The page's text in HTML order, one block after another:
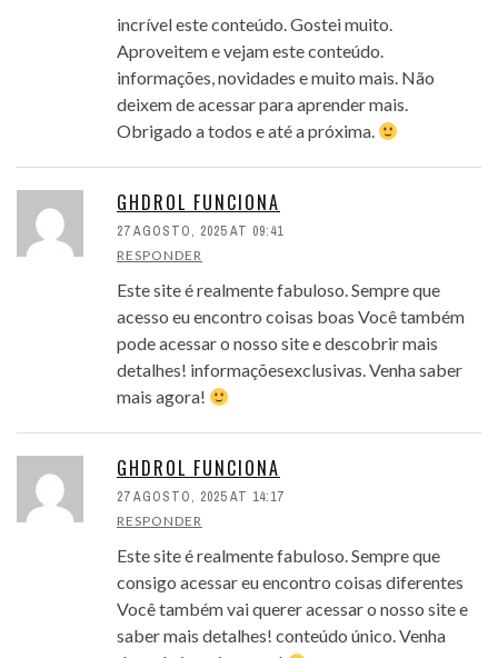
incrível este conteúdo. Gostei muito.
Aproveitem e vejam este conteúdo.
informações, novidades e muito mais. Não
deixem de acessar para aprender mais.
Obrigado a todos e até a próxima.
GHDROL FUNCIONA
27 AGOSTO, 2025 AT 09:41
RESPONDER
Este site é realmente fabuloso. Sempre que
acesso eu encontro coisas boas Você também
pode acessar o nosso site e descobrir mais
detalhes! informaçõesexclusivas. Venha saber
mais agora!
GHDROL FUNCIONA
27 AGOSTO, 2025 AT 14:17
RESPONDER
Este site é realmente fabuloso. Sempre que
consigo acessar eu encontro coisas diferentes
Você também vai querer acessar o nosso site e
saber mais detalhes! conteúdo único. Venha